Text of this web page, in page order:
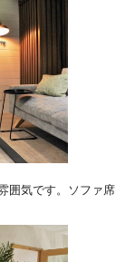
囲気です。ソファ席